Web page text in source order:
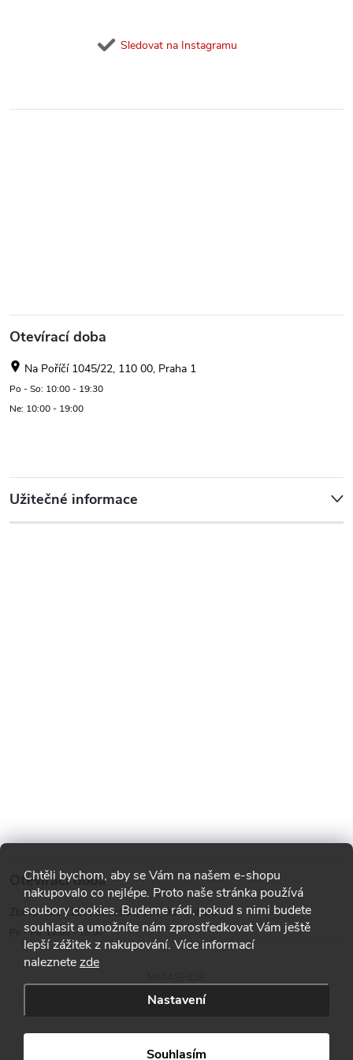
Chtěli bychom, aby se Vám na našem e-shopu
nakupovalo co nejlépe. Proto naše stránka používá
soubory cookies. Budeme rádi, pokud s nimi budete
souhlasit a umožníte nám zprostředkovat Vám ještě
lepší zážitek z nakupování. Více informací
naleznetezde
Nastavení
Souhlasím
Sledovat na Instagramu
Otevírací doba
Na Poříčí 1045/22, 110 00, Praha 1
Po - So: 10:00 - 19:30
Ne: 10:00 - 19:00
Užitečné informace
Otevírací doba
Zborovská 1287, Smíchov, 150 00 Praha 5
Po - Pá: 12:00 - 18:00